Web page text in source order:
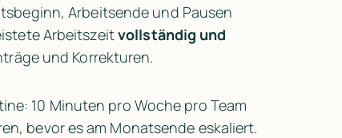
Arbeitsende und Pausen
Arbeitszeit vollständig und
und Korrekturen.
10 Minuten pro Woche pro Team
bevor es am Monatsende eskaliert.